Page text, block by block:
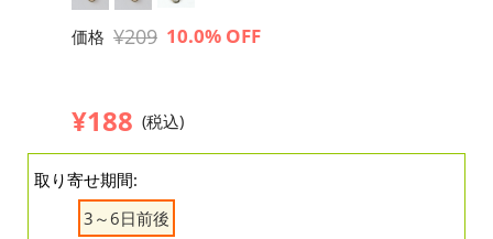
価格 ¥209 10.0% OFF
¥188 (税込)
取り寄せ期間:
3～6日前後